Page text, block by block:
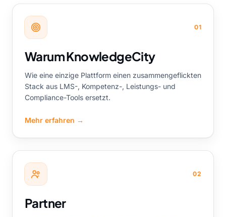
01
Warum KnowledgeCity
Wie eine einzige Plattform einen zusammengeflickten
Stack aus LMS-, Kompetenz-, Leistungs- und
Compliance-Tools ersetzt.
Mehr erfahren →
02
Partner